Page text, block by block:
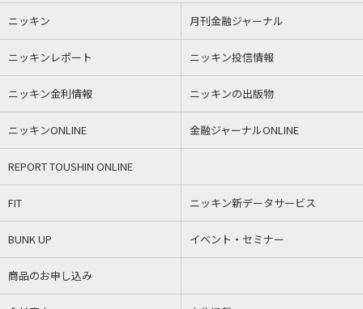
ニッキン 月刊金融ジャーナル
ニッキンレポート ニッキン投信情報
ニッキン金利情報 ニッキンの出版物
ニッキンONLINE 金融ジャーナルONLINE
REPORT TOUSHIN ONLINE
FIT ニッキン新データサービス
BUNK UP イベント・セミナー
商品のお申し込み